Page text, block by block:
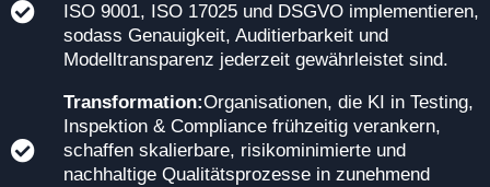
ISO 9001, ISO 17025 und DSGVO implementieren,
sodass Genauigkeit, Auditierbarkeit und
Modelltransparenz jederzeit gewährleistet sind.
Transformation:Organisationen, die KI in Testing,
Inspektion & Compliance frühzeitig verankern,
schaffen skalierbare, risikominimierte und
nachhaltige Qualitätsprozesse in zunehmend